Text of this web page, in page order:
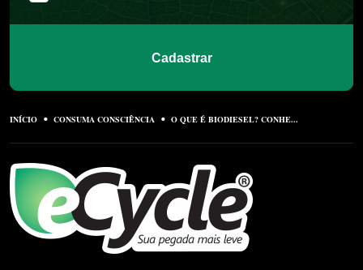
Cadastrar
INÍCIO CONSUMA CONSCIÊNCIA O QUE É BIODIESEL? CONHE...